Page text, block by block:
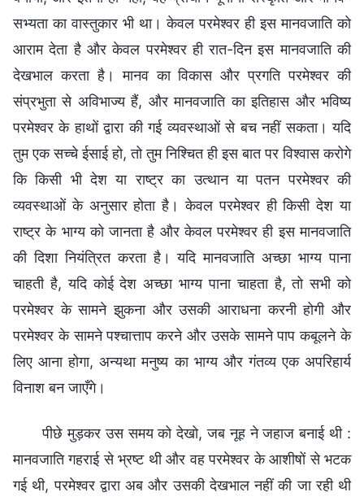
सभ्यता का वास्तुकार भी था। केवल परमेश्वर ही इस मानवजाति को
आराम देता है और केवल परमेश्वर ही रात-दिन इस मानवजाति की
देखभाल करता है। मानव का विकास और प्रगति परमेश्वर की
संप्रभुता से अविभाज्य हैं, और मानवजाति का इतिहास और भविष्य
परमेश्वर के हाथों द्वारा की गई व्यवस्थाओं से बच नहीं सकता। यदि
तुम एक सच्चे ईसाई हो, तो तुम निश्चित ही इस बात पर विश्वास करोगे
कि किसी भी देश या राष्ट्र का उत्थान या पतन परमेश्वर की
व्यवस्थाओं के अनुसार होता है। केवल परमेश्वर ही किसी देश या
राष्ट्र के भाग्य को जानता है और केवल परमेश्वर ही इस मानवजाति
की दिशा नियंत्रित करता है। यदि मानवजाति अच्छा भाग्य पाना
चाहती है, यदि कोई देश अच्छा भाग्य पाना चाहता है, तो सभी को
परमेश्वर के सामने झुकना और उसकी आराधना करनी होगी और
परमेश्वर के सामने पश्चात्ताप करने और उसके सामने पाप कबूलने के
लिए आना होगा, अन्यथा मनुष्य का भाग्य और गंतव्य एक अपरिहार्य
विनाश बन जाएँगे।
पीछे मुड़कर उस समय को देखो, जब नूह ने जहाज बनाई थी :
मानवजाति गहराई से भ्रष्ट थी और वह परमेश्वर के आशीषों से भटक
गई थी, परमेश्वर द्वारा अब और उसकी देखभाल नहीं की जा रही थी